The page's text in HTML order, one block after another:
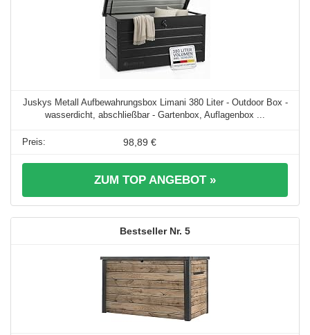
Juskys Metall Aufbewahrungsbox Limani 380 Liter - Outdoor Box -
wasserdicht, abschließbar - Gartenbox, Auflagenbox ...
98,89 €
ZUM TOP ANGEBOT »
5